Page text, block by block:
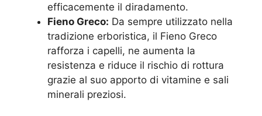
efficacemente il diradamento.
Fieno Greco: Da sempre utilizzato nella
tradizione erboristica, il Fieno Greco
rafforza i capelli, ne aumenta la
resistenza e riduce il rischio di rottura
grazie al suo apporto di vitamine e sali
minerali preziosi.